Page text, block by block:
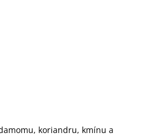
koriandru, kmínu a